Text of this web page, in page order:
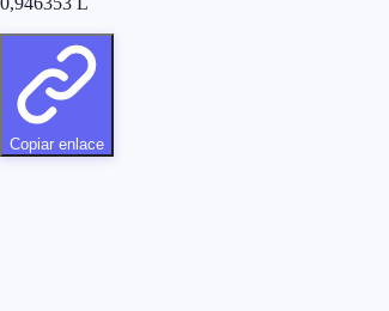
Copiar enlace